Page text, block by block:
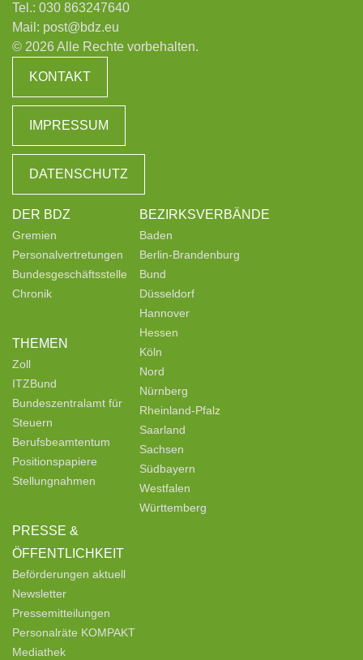
Tel.: 030 863247640
Mail: post@bdz.eu
© 2026 Alle Rechte vorbehalten.
KONTAKT
IMPRESSUM
DATENSCHUTZ
DER BDZ
Gremien
Personalvertretungen
Bundesgeschäftsstelle
Chronik
THEMEN
Zoll
ITZBund
Bundeszentralamt für
Steuern
Berufsbeamtentum
Positionspapiere
Stellungnahmen
PRESSE &
ÖFFENTLICHKEIT
Beförderungen aktuell
Newsletter
Pressemitteilungen
Personalräte KOMPAKT
Mediathek
BEZIRKSVERBÄNDE
Baden
Berlin-Brandenburg
Bund
Düsseldorf
Hannover
Hessen
Köln
Nord
Nürnberg
Rheinland-Pfalz
Saarland
Sachsen
Südbayern
Westfalen
Württemberg